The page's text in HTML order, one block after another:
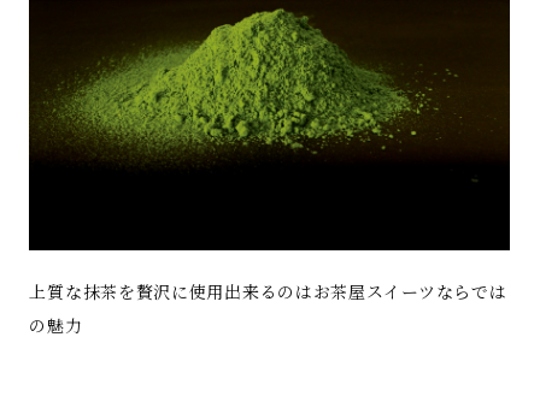
上質な抹茶を贅沢に使用出来るのはお茶屋スイーツならでは
の魅力